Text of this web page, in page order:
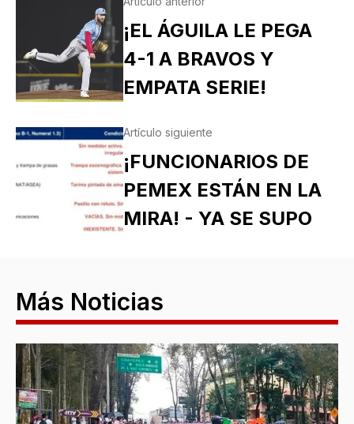
¡EL ÁGUILA LE PEGA
4-1 A BRAVOS Y
EMPATA SERIE!
Artículo siguiente
¡FUNCIONARIOS DE
PEMEX ESTÁN EN LA
MIRA! - YA SE SUPO
Más Noticias